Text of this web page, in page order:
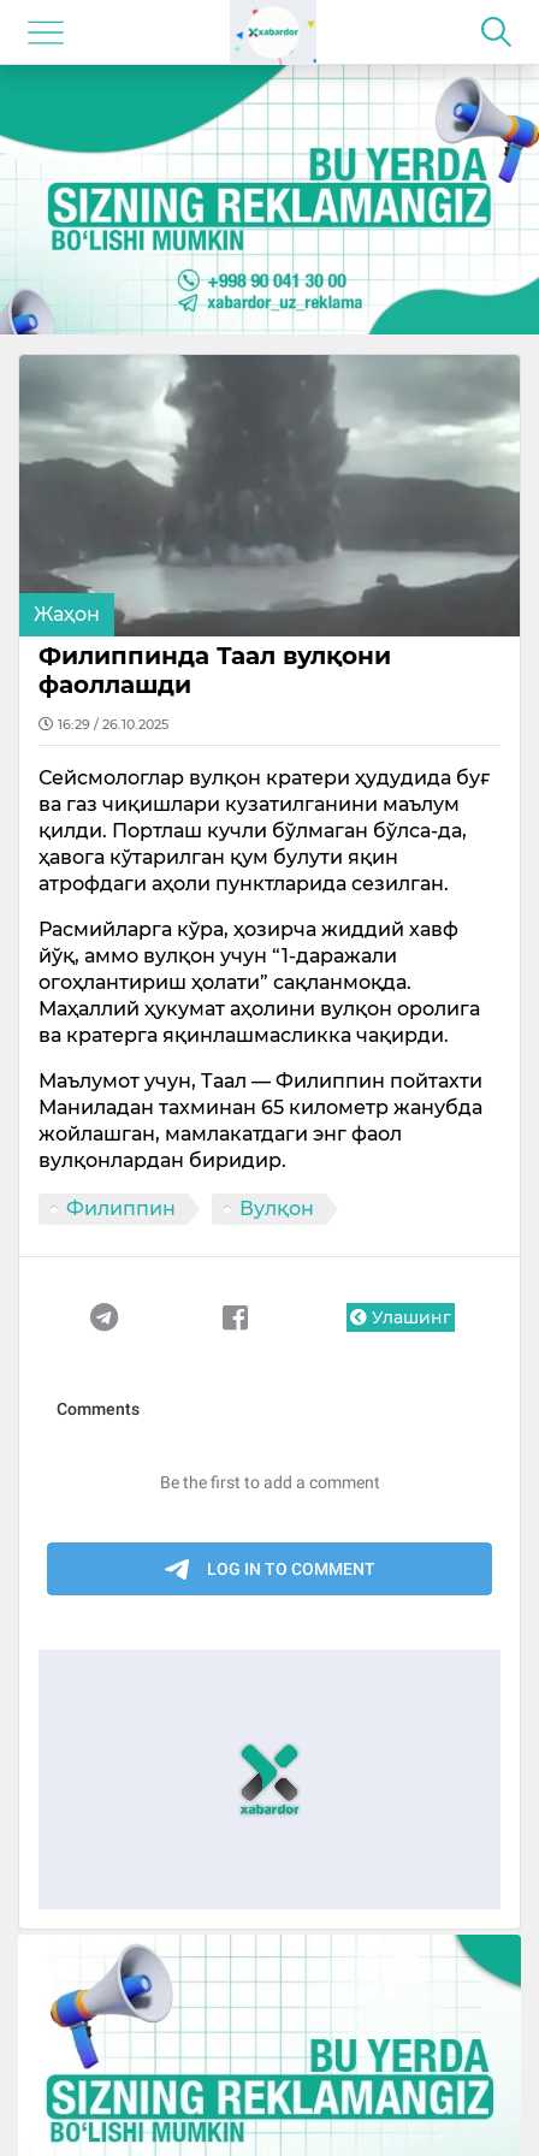
Жаҳон
Филиппинда Таал вулқони
фаоллашди
16:29 / 26.10.2025
Сейсмологлар вулқон кратери ҳудудида буғ
ва газ чиқишлари кузатилганини маълум
қилди. Портлаш кучли бўлмаган бўлса-да,
ҳавога кўтарилган қум булути яқин
атрофдаги аҳоли пунктларида сезилган.
Расмийларга кўра, ҳозирча жиддий хавф
йўқ, аммо вулқон учун “1-даражали
огоҳлантириш ҳолати” сақланмоқда.
Маҳаллий ҳукумат аҳолини вулқон оролига
ва кратерга яқинлашмасликка чақирди.
Маълумот учун, Таал — Филиппин пойтахти
Маниладан тахминан 65 километр жанубда
жойлашган, мамлакатдаги энг фаол
вулқонлардан биридир.
Филиппин Вулқон
Улашинг